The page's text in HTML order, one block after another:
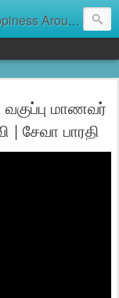
સેવા ભારતી সেবা ভাঁরাটি
மாணவர்
| சேவா பாரதி